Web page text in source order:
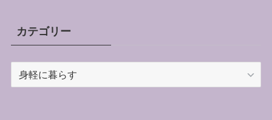
カテゴリー